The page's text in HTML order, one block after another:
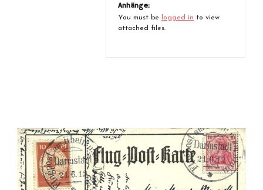
Anhänge:
You must be logged in to view
attached files.